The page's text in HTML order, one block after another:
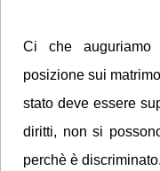
Ci che
posizione sui
stato deve essere
diritti, non si
perchè è